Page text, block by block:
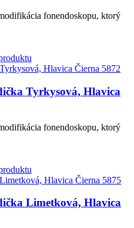
fonendoskopu, ktorý
Tyrkysová, Hlavica
fonendoskopu, ktorý
Limetková, Hlavica